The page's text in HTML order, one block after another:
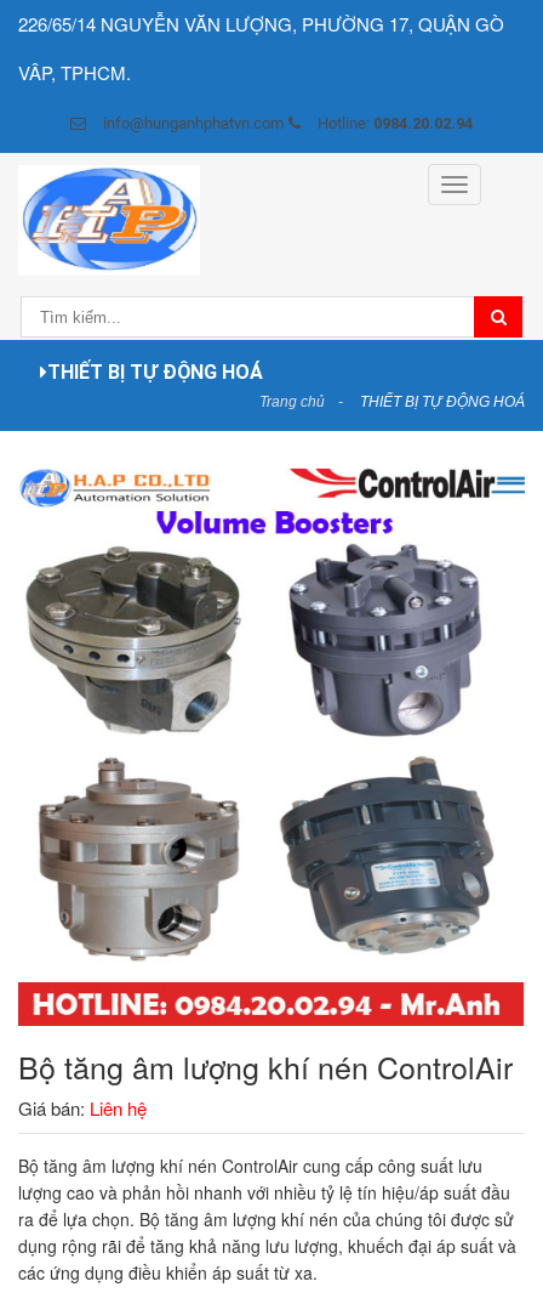
226/65/14 NGUYỄN VĂN LƯỢNG, PHƯỜNG 17, QUẬN GÒ
VÂP, TPHCM.
info@hunganhphatvn.com Hotline: 0984.20.02.94
Toggle
navigation
THIẾT BỊ TỰ ĐỘNG HOÁ
Trang chủ THIẾT BỊ TỰ ĐỘNG HOÁ
Bộ tăng âm lượng khí nén ControlAir
Giá bán: Liên hệ
Bộ tăng âm lượng khí nén ControlAir cung cấp công suất lưu
lượng cao và phản hồi nhanh với nhiều tỷ lệ tín hiệu/áp suất đầu
ra để lựa chọn. Bộ tăng âm lượng khí nén của chúng tôi được sử
dụng rộng rãi để tăng khả năng lưu lượng, khuếch đại áp suất và
các ứng dụng điều khiển áp suất từ ​​xa.